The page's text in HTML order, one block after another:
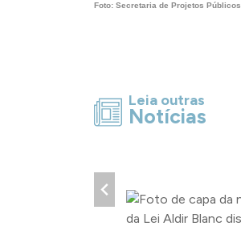
Foto: Secretaria de Projetos Públicos
Leia outras
Notícias